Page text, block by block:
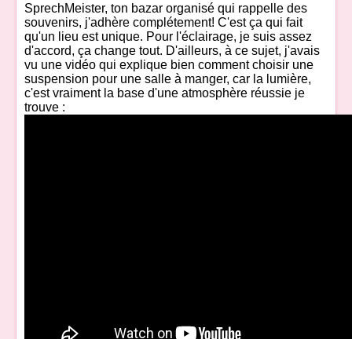
SprechMeister, ton bazar organisé qui rappelle des
souvenirs, j'adhère complétement! C'est ça qui fait
qu'un lieu est unique. Pour l'éclairage, je suis assez
d'accord, ça change tout. D'ailleurs, à ce sujet, j'avais
vu une vidéo qui explique bien comment choisir une
suspension pour une salle à manger, car la lumière,
c'est vraiment la base d'une atmosphère réussie je
trouve :